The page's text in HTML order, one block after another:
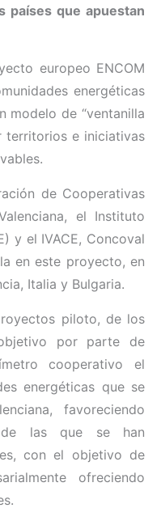
países que apuestan
europeo ENCOM
energéticas
modelo de “ventanilla
territorios e iniciativas
de Cooperativas
el Instituto
y el IVACE, Concoval
en este proyecto, en
Italia y Bulgaria.
piloto, de los
por parte de
cooperativo el
energéticas que se
favoreciendo
de las que se han
con el objetivo de
ofreciendo